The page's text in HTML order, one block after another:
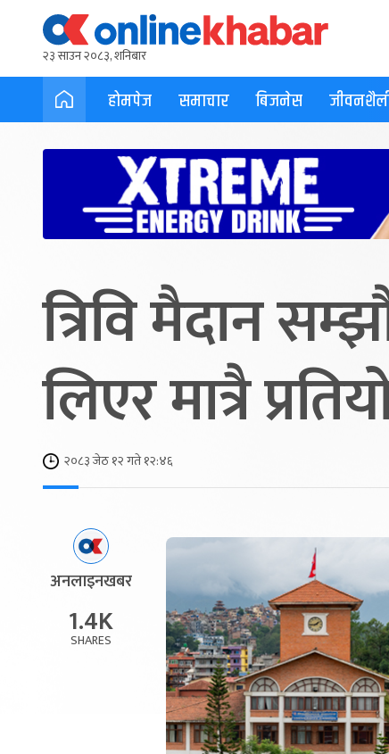
२३ साउन २०८३, शनिबार
होमपेज समाचार बिजनेस
त्रिवि मैदान
लिएर मात्रै
२०८३ जेठ १२ गते १२:४६
अनलाइनखबर
1.4K
SHARES